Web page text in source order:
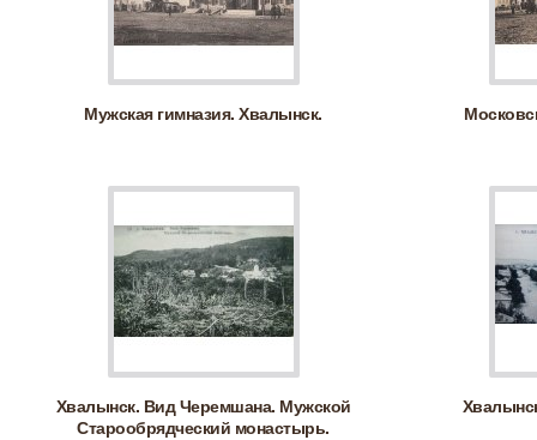
Мужская гимназия. Хвалынск.
Хвалынск. Вид Черемшана. Мужской
Старообрядческий монастырь.